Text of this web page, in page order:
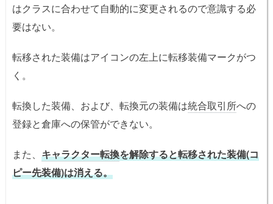
はクラスに合わせて自動的に変更されるので意識する必
要はない。
転移された装備はアイコンの左上に転移装備マークがつ
く。
転換した装備、および、転換元の装備は統合取引所への
登録と倉庫への保管ができない。
また、 キャラクター転換を解除すると転移された装備(コ
ピー先装備)は消える。